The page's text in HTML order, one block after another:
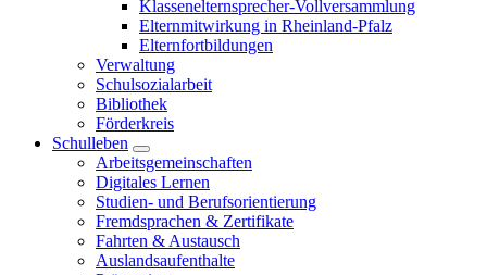
Klassenelternsprecher-Vollversammlung
Elternmitwirkung in Rheinland-Pfalz
Elternfortbildungen
Verwaltung
Schulsozialarbeit
Bibliothek
Förderkreis
Schulleben
Arbeitsgemeinschaften
Digitales Lernen
Studien- und Berufsorientierung
Fremdsprachen & Zertifikate
Fahrten & Austausch
Auslandsaufenthalte